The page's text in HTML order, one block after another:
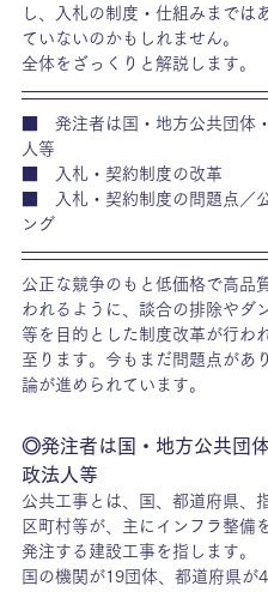
し、入札の制度・仕組みまでは
ていないのかもしれません。
全体をざっくりと解説します。
■　発注者は国・地方公共団体
人等
■　入札・契約制度の改革
■　入札・契約制度の問題点／
ング
公正な競争のもと低価格で高品
われるように、談合の排除やダ
等を目的とした制度改革が行わ
至ります。今もまだ問題点があ
論が進められています。
◎発注者は国・地方公共団
政法人等
公共工事とは、国、都道府県、
区町村等が、主にインフラ整備
発注する建設工事を指します。
国の機関が19団体、都道府県が